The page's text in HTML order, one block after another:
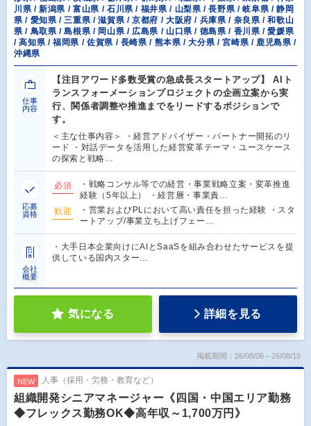
川県 / 新潟県 / 富山県 / 石川県 / 福井県 / 山梨県 / 長野県 / 岐阜県 / 静岡
県 / 愛知県 / 三重県 / 滋賀県 / 京都府 / 大阪府 / 兵庫県 / 奈良県 / 和歌山
県 / 鳥取県 / 島根県 / 岡山県 / 広島県 / 山口県 / 徳島県 / 香川県 / 愛媛県
/ 高知県 / 福岡県 / 佐賀県 / 長崎県 / 熊本県 / 大分県 / 宮崎県 / 鹿児島県 /
沖縄県
仕事
内容
【注目アワード多数受賞の急成長スタートアップ】 AIト
ランスフォーメーションプロジェクトの企画立案から実
行、関係者調整や推進までをリードするポジションで
す。
＜主な仕事内容＞ ・経営アドバイザー・パートナー開拓のリ
ード ・対話データを活用した経営変革テーマ・ユースケース
の探索と戦略…
応募
資格
必須
・戦略コンサル等での経営・事業戦略立案・変革推進
経験（5年以上） ・経営層・事業責…
歓迎
・営業およびPLにおいて高い責任を担った経験 ・スタ
ートアップ/事業立ち上げフェー…
会社
概要
・大手日本企業向けにAIとSaaSを組み合わせたサービスを提
供している国内スター…
気になる 詳細を見る
掲載期間：26/08/06～26/08/19
NEW 人事（採用・労務・教育など）
組織開発シニアマネージャー《四国・中国エリア勤務
◆フレックス勤務OK◆高年収～1,700万円》